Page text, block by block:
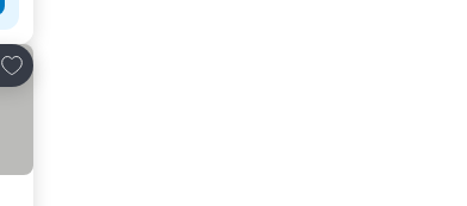
Lisää suosikkeihin